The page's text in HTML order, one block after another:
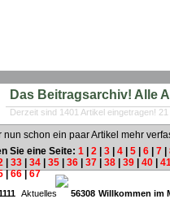
Das Beitragsarchiv! Alle
Derzeit sind 1401 Artikel eingetragen!
nun schon ein paar Artikel mehr
Sie eine Seite: 1 2 3 4 5 6 7
33 34 35 36 37 38 39 40
|66|67
#Rubrik:
Aktuelles 56308 Willkommen im